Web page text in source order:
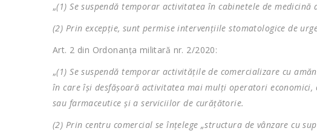
„(1) Se suspendă temporar activitatea în cabinetele de medicină
(2) Prin excepţie, sunt permise intervenţiile stomatologice de
Art. 2 din Ordonanța militară nr. 2/2020:
„(1) Se suspendă temporar activităţile de comercializare cu
în care îşi desfăşoară activitatea mai mulţi operatori
sau farmaceutice şi a serviciilor de curăţătorie.
(2) Prin centru comercial se înţelege „structura de vânzare cu